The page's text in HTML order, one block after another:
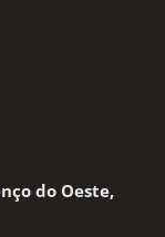
do Oeste,